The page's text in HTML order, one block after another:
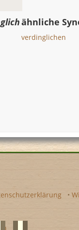
ähnliche
verdinglichen
•